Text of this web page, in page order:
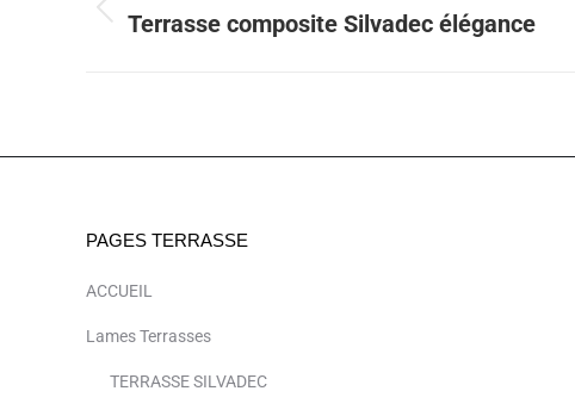
album
Album
Terrasse composite Silvadec élégance
PAGES TERRASSE
ACCUEIL
Lames Terrasses
TERRASSE SILVADEC